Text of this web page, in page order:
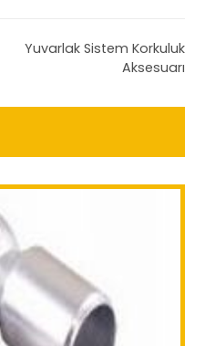
Yuvarlak Sistem Korkuluk
Aksesuarı